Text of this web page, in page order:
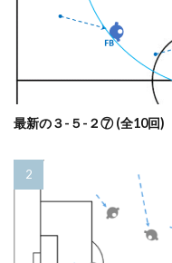
最新の３-５-２⑦ (全10回)